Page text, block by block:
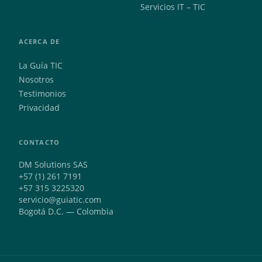
Servicios IT – TIC
ACERCA DE
La Guía TIC
Nosotros
Testimonios
Privacidad
CONTACTO
DM Solutions SAS
+57 (1) 261 7191
+57 315 3225320
servicio@guiatic.com
Bogotá D.C. — Colombia